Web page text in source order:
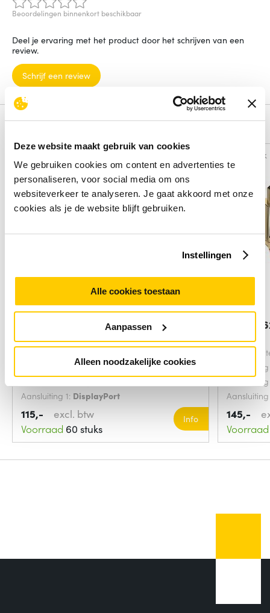
Deze website maakt gebruik van cookies
We gebruiken cookies om content en advertenties te
personaliseren, voor social media om ons
websiteverkeer te analyseren. Je gaat akkoord met onze
cookies als je de website blijft gebruiken.
Instellingen
Alle cookies toestaan
Aanpassen
Alleen noodzakelijke cookies
Beoordelingen binnenkort beschikbaar
Deel je ervaring met het product door het schrijven van een
review.
Schrijf een review
Microconnect MC-DP-MMG-1500
DisplayPort
Aansluiting 1 type:Mannelijk
Aansluiting 1: DisplayPort
115,-
excl. btw
Voorraad 60 stuks
Info
Vergelijk
Lindy
Goud
145,-
Voorraad